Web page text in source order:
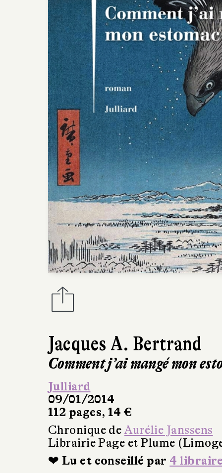
Jacques A. Bertrand
Comment j’ai mangé mon
Julliard
09/01/2014
112 pages, 14 €
Chronique de Aurélie Janssens
Librairie Page et Plume
❤ Lu et conseillé par 4